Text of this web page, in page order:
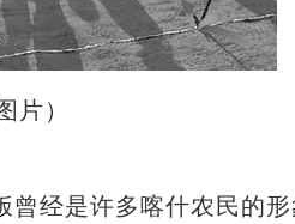
片）
经是许多喀什农民的形